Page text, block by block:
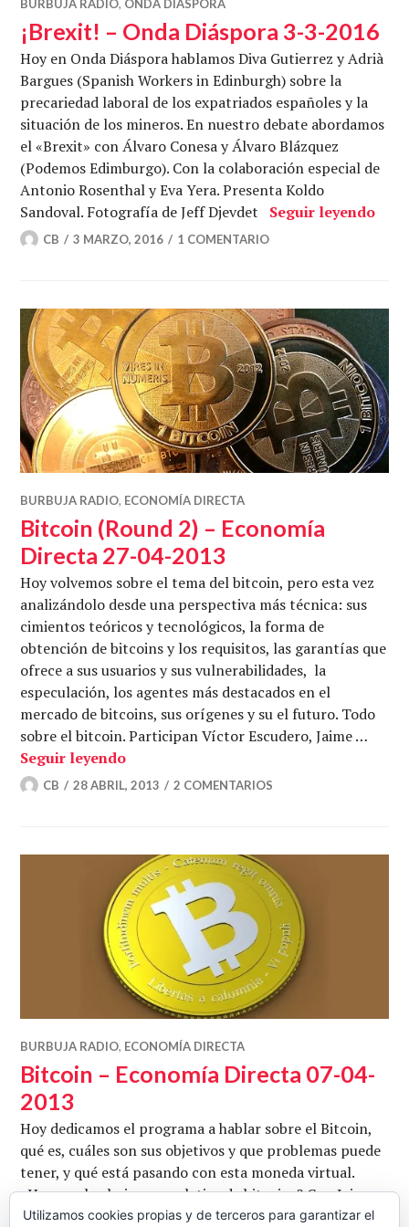
BURBUJA RADIO, ONDA DIÁSPORA
¡Brexit! – Onda Diáspora 3-3-2016
Hoy en Onda Diáspora hablamos Diva Gutierrez y Adrià
Bargues (Spanish Workers in Edinburgh) sobre la
precariedad laboral de los expatriados españoles y la
situación de los mineros. En nuestro debate abordamos
el «Brexit» con Álvaro Conesa y Álvaro Blázquez
(Podemos Edimburgo). Con la colaboración especial de
Antonio Rosenthal y Eva Yera. Presenta Koldo
Sandoval. Fotografía de Jeff Djevdet Seguir leyendo
CB 3 MARZO, 2016 1 COMENTARIO
BURBUJA RADIO, ECONOMÍA DIRECTA
Bitcoin (Round 2) – Economía
Directa 27-04-2013
Hoy volvemos sobre el tema del bitcoin, pero esta vez
analizándolo desde una perspectiva más técnica: sus
cimientos teóricos y tecnológicos, la forma de
obtención de bitcoins y los requisitos, las garantías que
ofrece a sus usuarios y sus vulnerabilidades, la
especulación, los agentes más destacados en el
mercado de bitcoins, sus orígenes y su el futuro. Todo
sobre el bitcoin. Participan Víctor Escudero, Jaime …
Seguir leyendoBitcoin (Round 2) – Economía Directa
CB 28 ABRIL, 2013 2 COMENTARIOS
BURBUJA RADIO, ECONOMÍA DIRECTA
Bitcoin – Economía Directa 07-04-
2013
Hoy dedicamos el programa a hablar sobre el Bitcoin,
qué es, cuáles son sus objetivos y que problemas puede
tener, y qué está pasando con esta moneda virtual.
¿Hay una burbuja especulativa de bitcoins? Con Jaime
Garo, José Luis Carretero y Chus Marcano. Conduce
Utilizamos cookies propias y de terceros para garantizar el